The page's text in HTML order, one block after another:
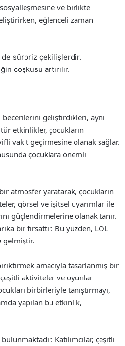
ve birlikte
eğlenceli zaman
de sürpriz çekilişlerdir.
coşkusu artırılır.
becerilerini geliştirdikleri, aynı
etkinlikler, çocukların
vakit geçirmesine olanak sağlar.
çocuklara önemli
atmosfer yaratarak, çocukların
görsel ve işitsel uyarımlar ile
güçlendirmelerine olanak tanır.
bir fırsattır. Bu yüzden, LOL
gelmiştir.
amacıyla tasarlanmış bir
aktiviteler ve oyunlar
birbirleriyle tanıştırmayı,
yapılan bu etkinlik,
Katılımcılar, çeşitli